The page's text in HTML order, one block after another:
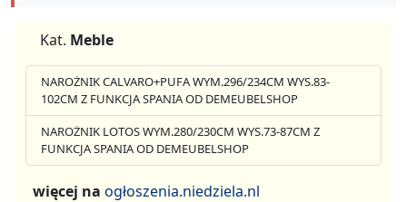
Kat. Meble
NAROŻNIK CALVARO+PUFA WYM.296/234CM WYS.83-
102CM Z FUNKCJA SPANIA OD DEMEUBELSHOP
NAROŻNIK LOTOS WYM.280/230CM WYS.73-87CM Z
FUNKCJA SPANIA OD DEMEUBELSHOP
więcej na ogłoszenia.niedziela.nl